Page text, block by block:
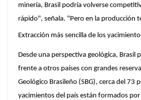
minería, Brasil podría volverse
rápido", señala. "Pero en la producción
Extracción más sencilla de los
Desde una perspectiva geológica, Brasil
frente a otros países con grandes
Geológico Brasileño (SBG), cerca del 73
yacimientos del país están formados por